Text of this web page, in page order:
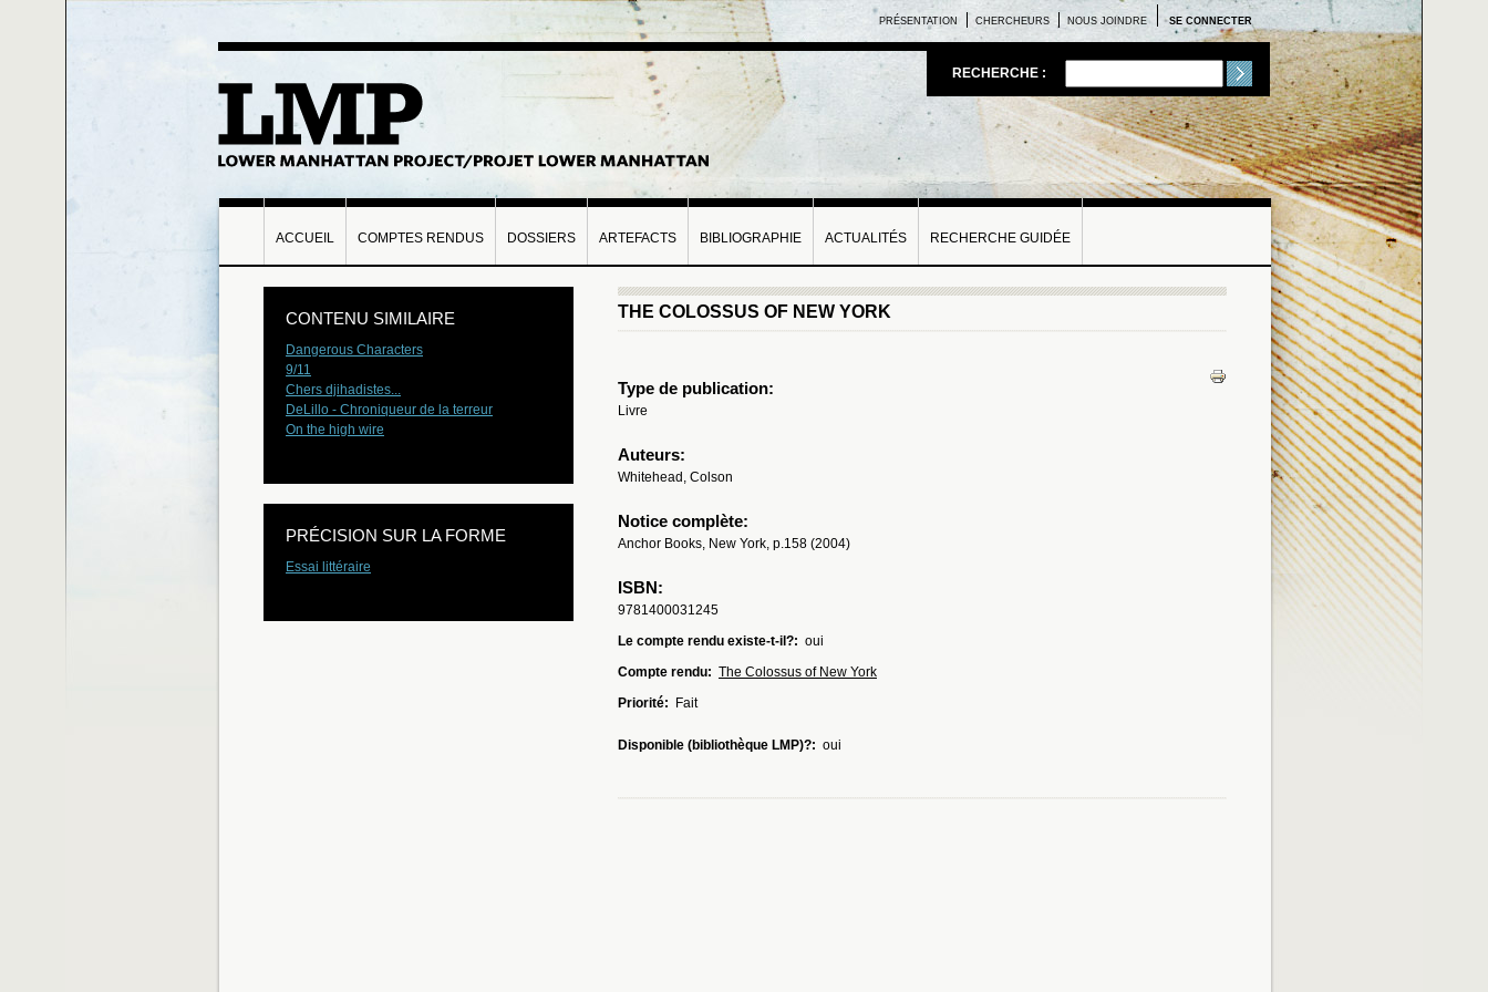
SE CONNECTER
PRÉSENTATION CHERCHEURS NOUS JOINDRE
RECHERCHE :
ACCUEIL COMPTES RENDUS DOSSIERS ARTEFACTS BIBLIOGRAPHIE ACTUALITÉS RECHERCHE GUIDÉE
THE COLOSSUS OF NEW YORK
Type de publication:
Livre
Auteurs:
Whitehead, Colson
Notice complète:
Anchor Books, New York, p.158 (2004)
ISBN:
9781400031245
Le compte rendu existe-t-il?: oui
Compte rendu: The Colossus of New York
Priorité:
Fait
Disponible (bibliothèque LMP)?: oui
CONTENU SIMILAIRE
Dangerous Characters
9/11
Chers djihadistes...
DeLillo - Chroniqueur de la terreur
On the high wire
PRÉCISION SUR LA FORME
Essai littéraire